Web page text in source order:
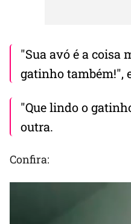
"Sua avó é a coisa
gatinho também!",
"Que lindo o
outra.
Confira: